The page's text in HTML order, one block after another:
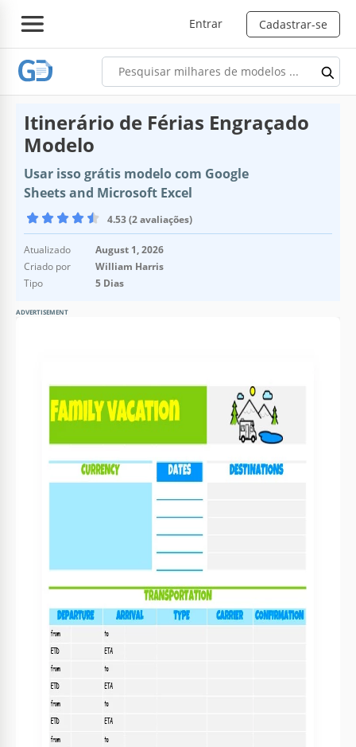
Entrar Cadastrar-se
Itinerário de Férias Engraçado
Modelo
Usar isso grátis modelo com Google
Sheets and Microsoft Excel
4.53 (2 avaliações)
Atualizado
August 1, 2026
Criado por
William Harris
Tipo
5 Dias
ADVERTISEMENT